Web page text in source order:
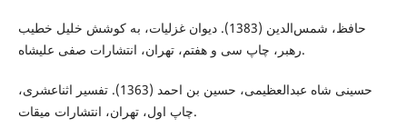
حافظ، شمس‌الدین (1383). دیوان غزلیات، به کوشش خلیل خطیب
رهبر، چاپ سی و هفتم، تهران، انتشارات صفی علیشاه.
حسینی شاه ‌عبدالعظیمی، حسین بن احمد (1363). تفسیر اثناعشری،
چاپ اول، تهران، انتشارات میقات.